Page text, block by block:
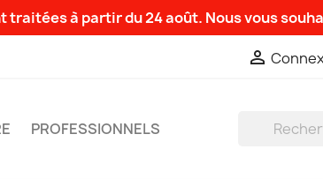
à partir du 24 août. Nous vous

PROFESSIONNELS